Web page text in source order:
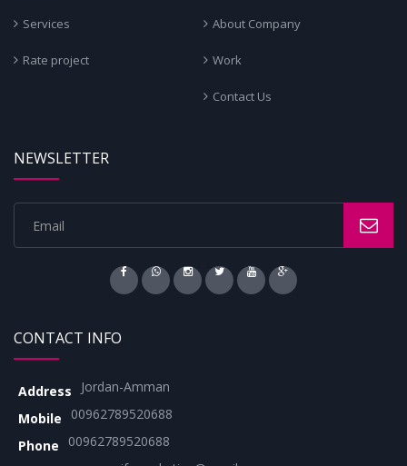
About Company
Services
Work
Rate project
Contact Us
NEWSLETTER
CONTACT INFO
Address
Jordan-Amman
Mobile
00962789520688
Phone
00962789520688